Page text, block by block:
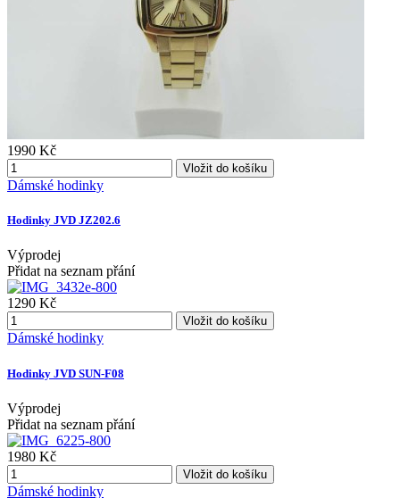
1990 Kč
Vložit do košíku
Dámské hodinky
Hodinky JVD JZ202.6
Výprodej
Přidat na seznam přání
1290 Kč
Vložit do košíku
Dámské hodinky
Hodinky JVD SUN-F08
Výprodej
Přidat na seznam přání
1980 Kč
Vložit do košíku
Dámské hodinky